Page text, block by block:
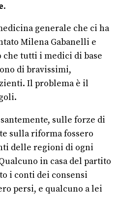
.
generale che ci ha
Milena Gabanelli e
che tutti i medici di base
di bravissimi,
Il problema è il
sulle forze di
sulla riforma fossero
delle regioni di ogni
in casa del partito
i conti dei consensi
persi, e qualcuno a lei